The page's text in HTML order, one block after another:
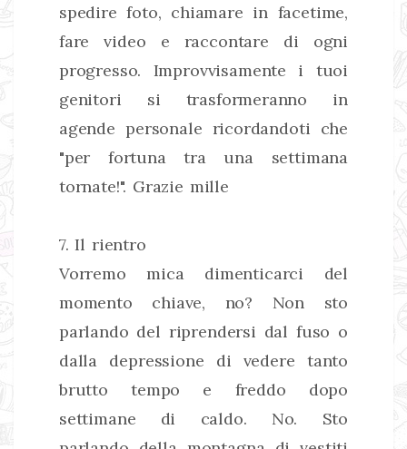
spedire foto, chiamare in facetime,
fare video e raccontare di ogni
progresso. Improvvisamente i tuoi
genitori si trasformeranno in
agende personale ricordandoti che
"per fortuna tra una settimana
tornate!". Grazie mille
7. Il rientro
Vorremo mica dimenticarci del
momento chiave, no? Non sto
parlando del riprendersi dal fuso o
dalla depressione di vedere tanto
brutto tempo e freddo dopo
settimane di caldo. No. Sto